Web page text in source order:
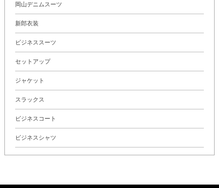
岡山デニムスーツ
新郎衣装
ビジネススーツ
セットアップ
ジャケット
スラックス
ビジネスコート
ビジネスシャツ